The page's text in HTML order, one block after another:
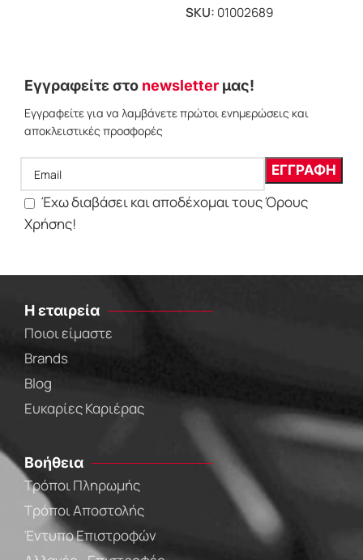
SKU: 01002689
Εγγραφείτε στο newsletter μας!
Εγγραφείτε για να λαμβάνετε πρώτοι ενημερώσεις και
αποκλειστικές προσφορές
Έχω διαβάσει και αποδέχομαι τους Όρους
Χρήσης!
Η εταιρεία
Ποιοι είμαστε
Brands
Blog
Ευκαρίες Καριέρας
Βοήθεια
Τρόποι Πληρωμής
Τρόποι Αποστολής
Έντυπο Επιστροφών